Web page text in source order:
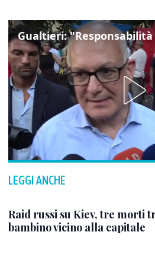
LEGGI ANCHE
Raid russi su Kiev, tre morti
bambino vicino alla capitale